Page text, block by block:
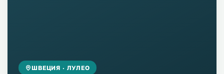
ШВЕЦИЯ · ЛУЛЕО